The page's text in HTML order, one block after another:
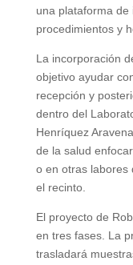
una plataforma de
procedimientos y
La incorporación
objetivo ayudar
recepción y
dentro del
Henríquez
de la salud
o en otras labores
el recinto.
El proyecto de
en tres fases. La
trasladará